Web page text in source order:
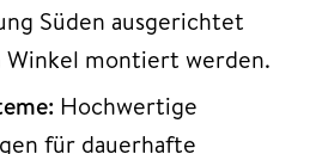
Süden ausgerichtet
montiert werden.
Hochwertige
für dauerhafte